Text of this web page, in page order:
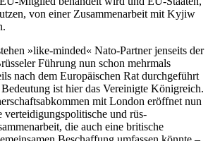
von einer Zusammenarbeit mit Kyjiw
»like-minded« Nato-Partner jenseits der
Führung nun schon mehrmals
nach dem Europäischen Rat durchgeführt
ist hier das Vereinigte König­reich.
mit London eröffnet nun
verteidigungspolitische und rüs­
die auch eine britische